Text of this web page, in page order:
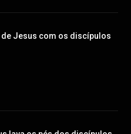
Jesus com os discípulos